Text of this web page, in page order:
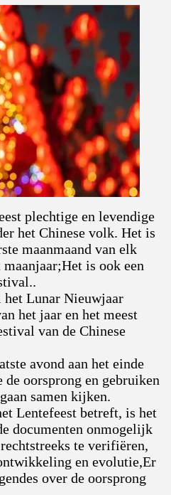
plechtige en levendige
het Chinese volk. Het is
maanmaand van elk
is ook een
het Lunar Nieuwjaar
het jaar en het meest
van de Chinese
avond aan het einde
oorsprong en gebruiken
samen kijken.
Lentefeest betreft, is het
documenten onmogelijk
te verifiëren,
en evolutie,Er
over de oorsprong